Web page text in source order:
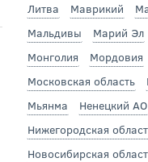
Литва
Маврикий
Мальдивы
Марий Эл
Монголия
Мордовия
Московская область
Мьянма
Ненецкий АО
Нижегородская
Новосибирская